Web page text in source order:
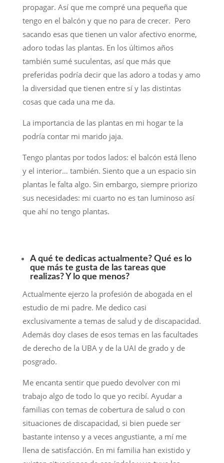
propagar. Así que me compré una pequeña que
tengo en el balcón y que no para de crecer. Pero
sacando esas que tienen un valor afectivo enorme,
adoro todas las plantas. En los últimos años
también sumé suculentas, así que más que
preferidas podría decir que las adoro a todas y amo
la diversidad que tienen entre sí y las distintas
cosas que cada una me da.
La importancia de las plantas en mi hogar te la
podría contar mi marido jaja.
Tengo plantas por todos lados: el balcón está lleno
y el interior… también. Siento que a un espacio sin
plantas le falta algo. Sin embargo, siempre priorizo
sus necesidades: mi cuarto no es tan luminoso así
que ahí no tengo plantas.
A qué te dedicas actualmente? Qué es lo
que más te gusta de las tareas que
realizas? Y lo que menos?
Actualmente ejerzo la profesión de abogada en el
estudio de mi padre. Me dedico casi
exclusivamente a temas de salud y de discapacidad.
Además doy clases de esos temas en las facultades
de derecho de la UBA y de la UAI de grado y de
posgrado.
Me encanta sentir que puedo devolver con mi
trabajo algo de todo lo que yo recibí. Ayudar a
familias con temas de cobertura de salud o con
situaciones de discapacidad, si bien puede ser
bastante intenso y a veces angustiante, a mí me
llena de satisfacción. En mi familia han existido y